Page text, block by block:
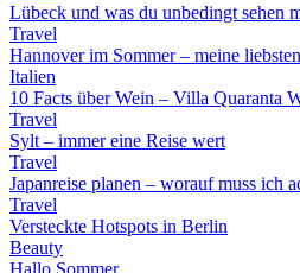
Lübeck und was du unbedingt sehen
Travel
Hannover im Sommer – meine
Italien
10 Facts über Wein – Villa Quaranta
Travel
Sylt – immer eine Reise wert
Travel
Japanreise planen – worauf muss ich
Travel
Versteckte Hotspots in Berlin
Beauty
Hallo Sommer